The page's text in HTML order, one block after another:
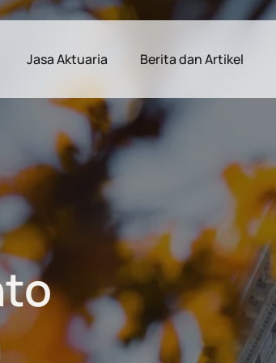
close
Jasa Aktuaria Berita dan Artikel